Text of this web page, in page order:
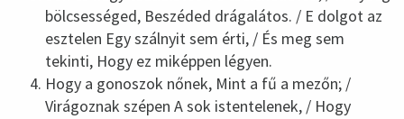
bölcsességed, Beszéded drágalátos. / E dolgot az
esztelen Egy szálnyit sem érti, / És meg sem
tekinti, Hogy ez miképpen légyen.
Hogy a gonoszok nőnek, Mint a fű a mezőn; /
Virágoznak szépen A sok istentelenek, / Hogy